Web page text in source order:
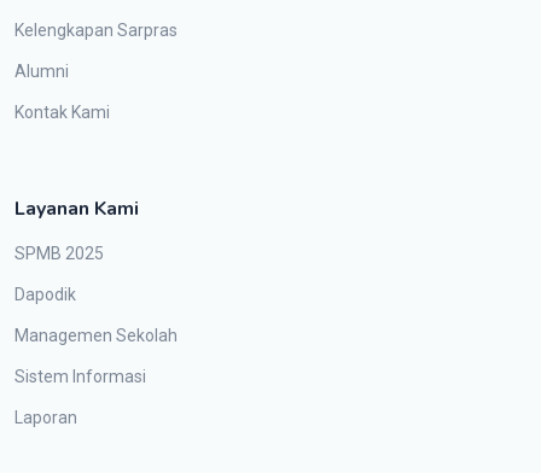
Kelengkapan Sarpras
Alumni
Kontak Kami
Layanan Kami
SPMB 2025
Dapodik
Managemen Sekolah
Sistem Informasi
Laporan